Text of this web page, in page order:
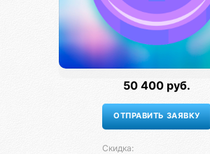
50 400 руб.
Скидка: